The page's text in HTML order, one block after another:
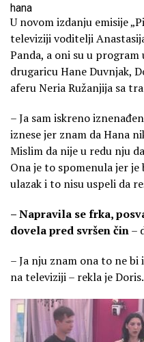
hana
U novom izdanju emisije
televiziji voditelji
Panda, a oni su u
drugaricu Hane Duvnjak,
aferu Neria Ružanjija sa
– Ja sam iskreno
iznese jer znam da Hana
Mislim da nije u redu nju
Ona je to spomenula jer
ulazak i to nisu uspeli da
– Napravila se frka,
dovela pred svršen čin–
– Ja nju znam ona to ne
na televiziji – rekla je Doris.